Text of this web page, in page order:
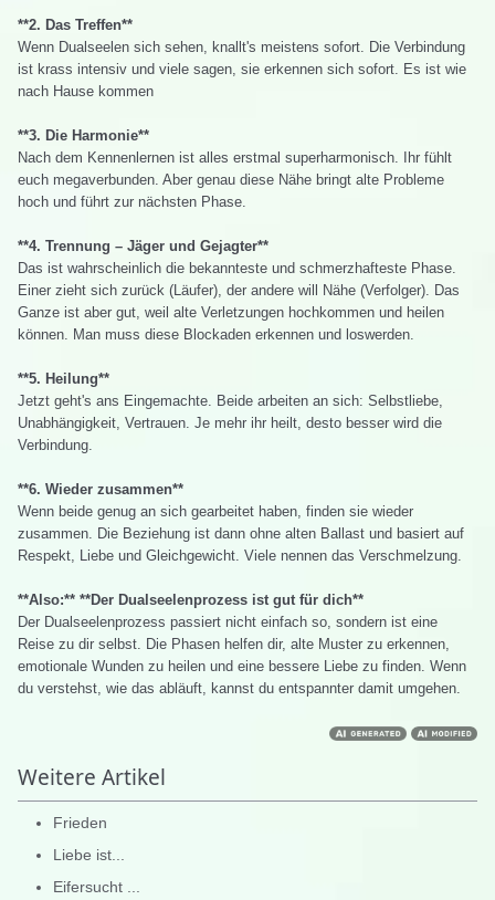
**2. Das Treffen**
Wenn Dualseelen sich sehen, knallt's meistens sofort. Die Verbindung
ist krass intensiv und viele sagen, sie erkennen sich sofort. Es ist wie
nach Hause kommen
**3. Die Harmonie**
Nach dem Kennenlernen ist alles erstmal superharmonisch. Ihr fühlt
euch megaverbunden. Aber genau diese Nähe bringt alte Probleme
hoch und führt zur nächsten Phase.
**4. Trennung – Jäger und Gejagter**
Das ist wahrscheinlich die bekannteste und schmerzhafteste Phase.
Einer zieht sich zurück (Läufer), der andere will Nähe (Verfolger). Das
Ganze ist aber gut, weil alte Verletzungen hochkommen und heilen
können. Man muss diese Blockaden erkennen und loswerden.
**5. Heilung**
Jetzt geht's ans Eingemachte. Beide arbeiten an sich: Selbstliebe,
Unabhängigkeit, Vertrauen. Je mehr ihr heilt, desto besser wird die
Verbindung.
**6. Wieder zusammen**
Wenn beide genug an sich gearbeitet haben, finden sie wieder
zusammen. Die Beziehung ist dann ohne alten Ballast und basiert auf
Respekt, Liebe und Gleichgewicht. Viele nennen das Verschmelzung.
**Also:** **Der Dualseelenprozess ist gut für dich**
Der Dualseelenprozess passiert nicht einfach so, sondern ist eine
Reise zu dir selbst. Die Phasen helfen dir, alte Muster zu erkennen,
emotionale Wunden zu heilen und eine bessere Liebe zu finden. Wenn
du verstehst, wie das abläuft, kannst du entspannter damit umgehen.
Weitere Artikel
Frieden
Liebe ist...
Eifersucht ...